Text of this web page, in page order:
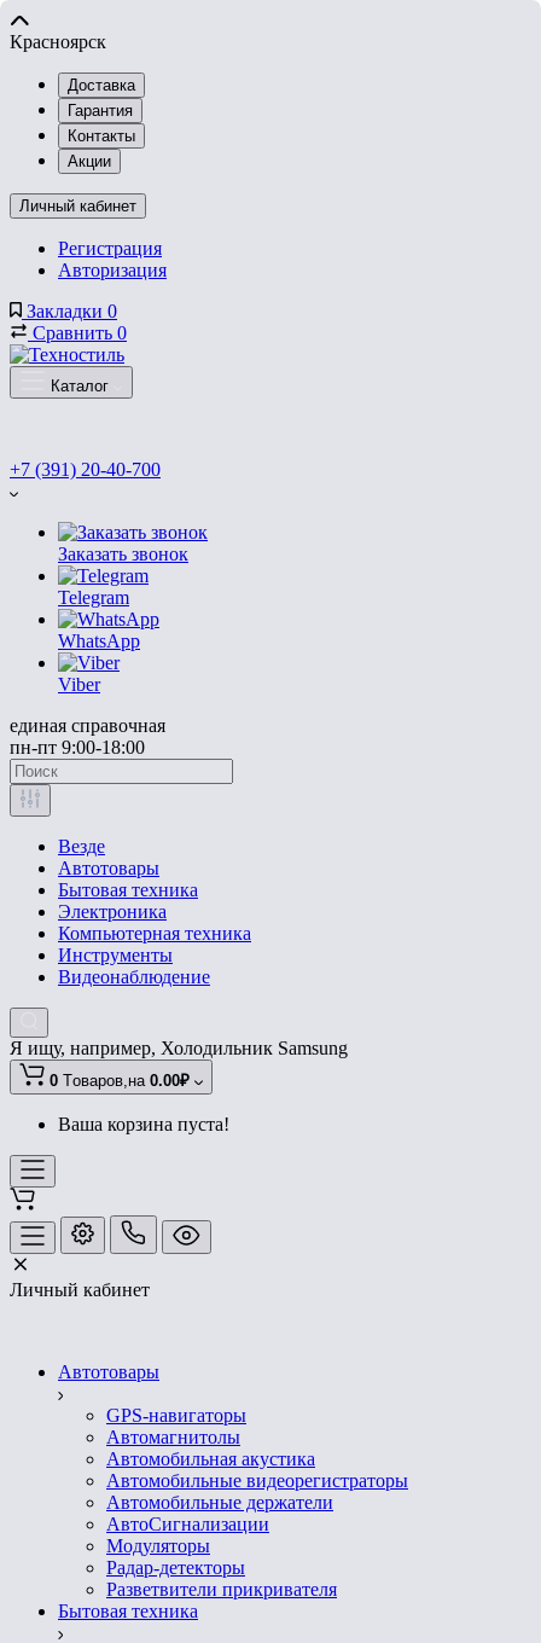
Красноярск
Доставка
Гарантия
Контакты
Акции
Личный кабинет
Регистрация
Авторизация
Закладки 0
Сравнить 0
Каталог
+7 (391) 20-40-700
Заказать звонок
Telegram
WhatsApp
Viber
единая справочная
пн-пт 9:00-18:00
Везде
Автотовары
Бытовая техника
Электроника
Компьютерная техника
Инструменты
Видеонаблюдение
Я ищу, например, Холодильник Samsung
0 Tоваров,на 0.00₽
Ваша корзина пуста!
Личный кабинет
Автотовары
GPS-навигаторы
Автомагнитолы
Автомобильная акустика
Автомобильные видеорегистраторы
Автомобильные держатели
АвтоСигнализации
Модуляторы
Радар-детекторы
Разветвители прикривателя
Бытовая техника